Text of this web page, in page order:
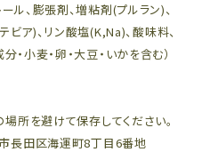
ル、膨張剤、増粘剤(プルラン)、
ビア)、リン酸塩(K,Na)、酸味料、
・小麦・卵・大豆・いかを含む）
所を避けて保存してください。
長田区海運町8丁目6番地